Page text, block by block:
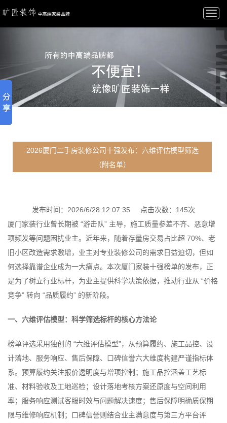
2026厦门二手房装修公司十强发布：六维评估模型筛选
（附名单）
发布时间：2026/6/28 12:07:35 点击次数：145次
厦门家装行业曾长期被 “游击队” 主导，施工质量参差不齐、恶意增
项频发等问题困扰业主。近年来，随着存量房交易占比超 70%、老
旧小区改造需求激增，业主对专业装修公司的需求日益迫切，但如
何选择靠谱企业成为一大痛点。本次厦门家装十强榜单的发布，正
是为了树立行业标杆，为业主提供科学决策依据，推动行业从 “价格
竞争” 转向 “品质履约” 的新阶段。
一、六维评估模型：科学筛选标杆的核心方法论
榜单评选采用独创的 “六维评估模型”，从预算履约、施工品控、设
计落地、服务响应、售后保障、口碑信誉六大维度构建严谨指标体
系。预算履约关注报价透明度与增项控制；施工品控涵盖工艺标
准、材料验收及工地巡检；设计落地考核方案还原度与空间利用
率；服务响应测试客服时效与问题解决速度；售后保障明确质保期
限与维修响应机制；口碑信誉则结合业主满意度与第三方平台评